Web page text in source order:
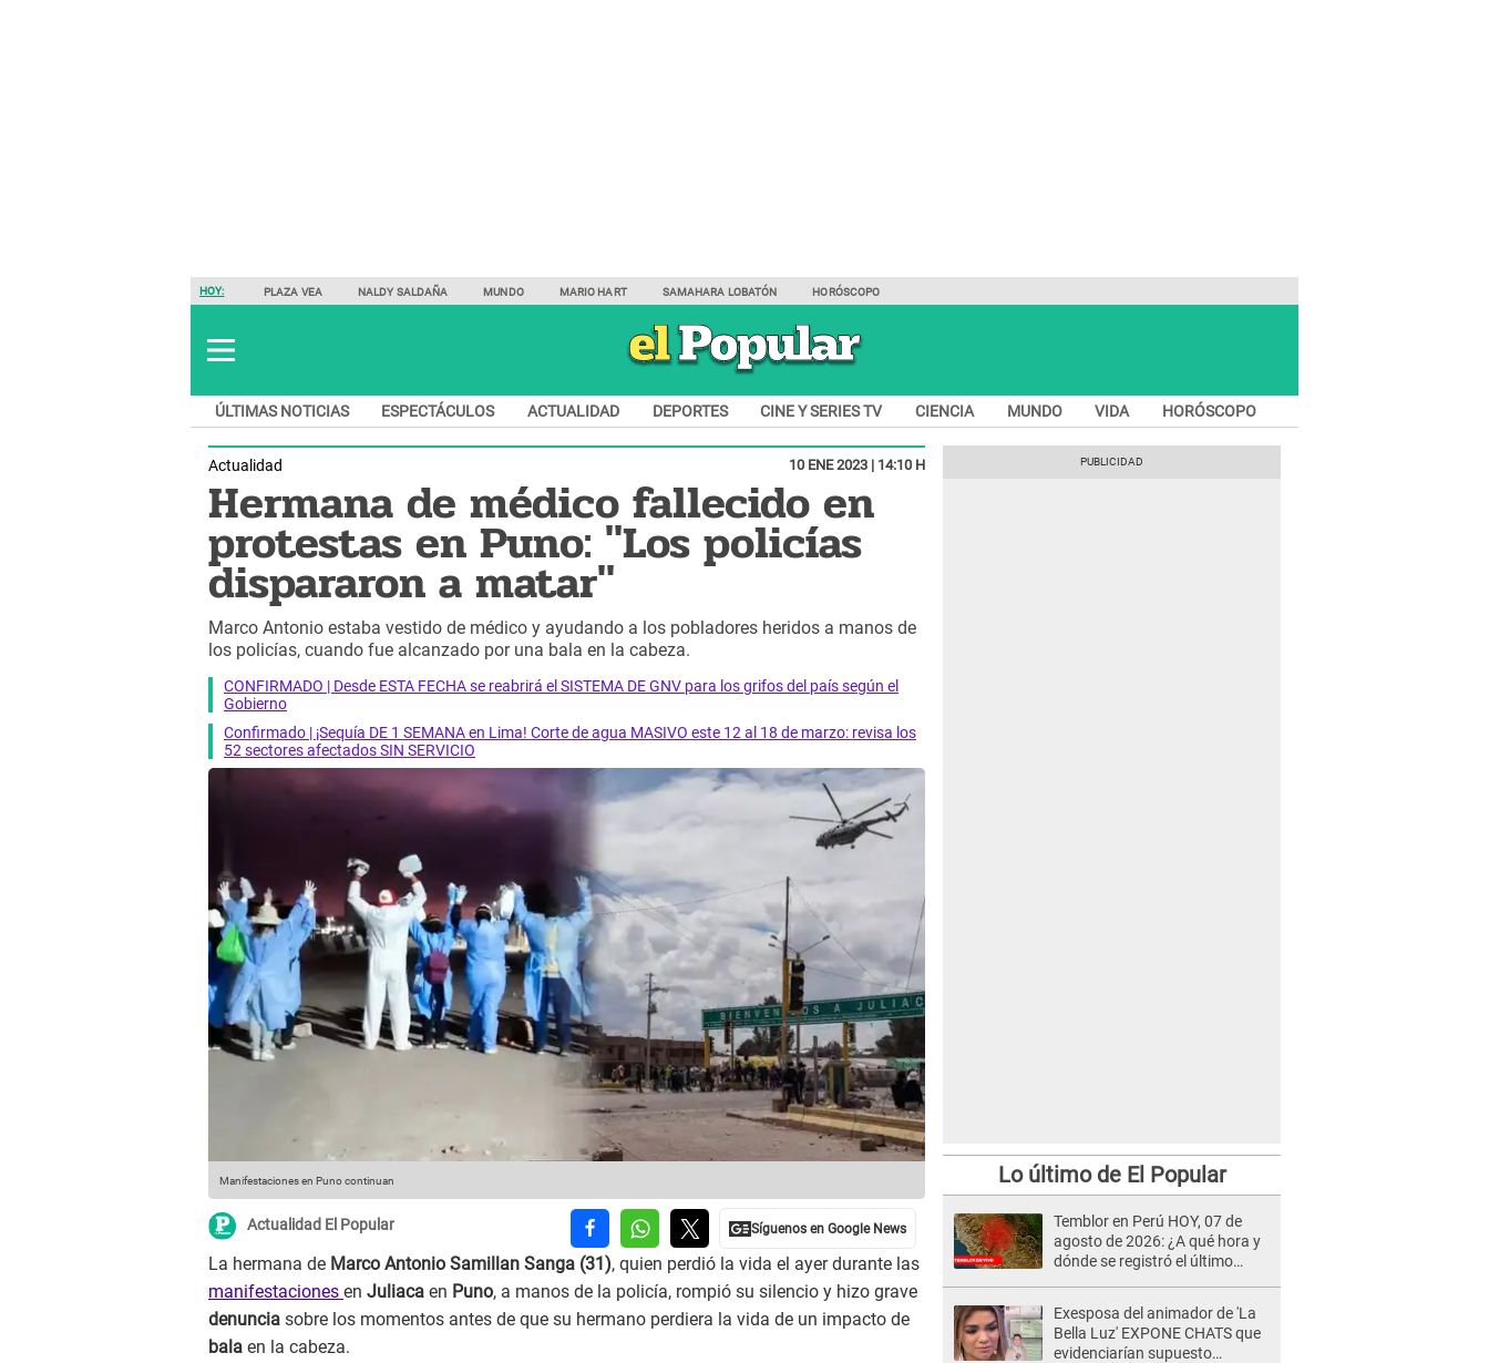
HOY: PLAZA VEA NALDY SALDAÑA MUNDO MARIO HART SAMAHARA LOBATÓN HORÓSCOPO
ÚLTIMAS NOTICIAS ESPECTÁCULOS ACTUALIDAD DEPORTES CINE Y SERIES TV CIENCIA MUNDO VIDA HORÓSCOPO
Actualidad 10 ENE 2023 | 14:10 H
Hermana de médico fallecido en
protestas en Puno: "Los policías
dispararon a matar"
Marco Antonio estaba vestido de médico y ayudando a los pobladores heridos a manos de
los policías, cuando fue alcanzado por una bala en la cabeza.
CONFIRMADO | Desde ESTA FECHA se reabrirá el SISTEMA DE GNV para los grifos del país según el
Gobierno
Confirmado | ¡Sequía DE 1 SEMANA en Lima! Corte de agua MASIVO este 12 al 18 de marzo: revisa los
52 sectores afectados SIN SERVICIO
Manifestaciones en Puno continuan
Actualidad El Popular
La hermana de Marco Antonio Samillan Sanga (31), quien perdió la vida el ayer durante las
manifestaciones en Juliaca en Puno, a manos de la policía, rompió su silencio y hizo grave
denuncia sobre los momentos antes de que su hermano perdiera la vida de un impacto de
bala en la cabeza.
Lo último de El Popular
Temblor en Perú HOY, 07 de
agosto de 2026: ¿A qué hora y
dónde se registró el último
Exesposa del animador de 'La
Bella Luz' EXPONE CHATS que
evidenciarían supuesto